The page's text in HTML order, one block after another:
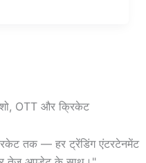
OTT और क्रिकेट
तक — हर ट्रेंडिंग एंटरटेनमेंट